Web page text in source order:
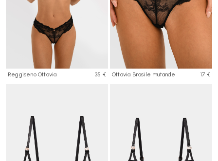
Reggiseno Ottavia 35 € Ottavia Brasile mutande 17 €